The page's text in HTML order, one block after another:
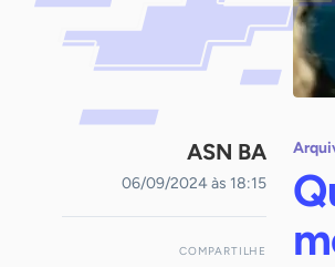
ASN BA
06/09/2024 às 18:15
COMPARTILHE